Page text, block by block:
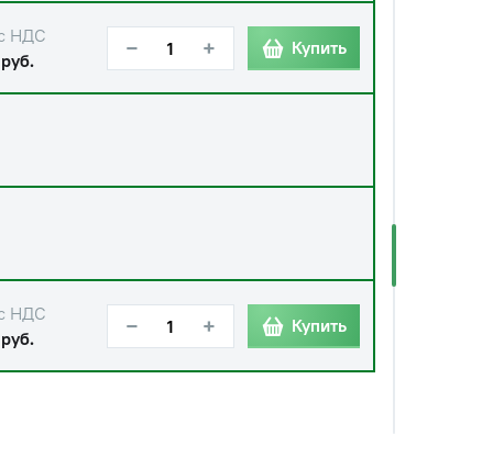
НДС
− + Купить
НДС
− + Купить